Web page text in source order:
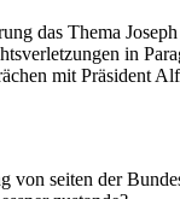
das Thema
in
mit Präsident
von seiten der